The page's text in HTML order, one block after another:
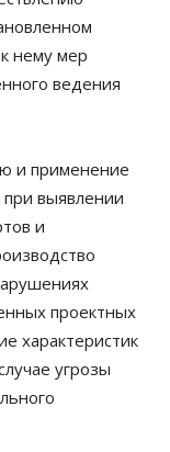
нему мер
ведения
и применение
выявлении
и
проектных
характеристик
угрозы